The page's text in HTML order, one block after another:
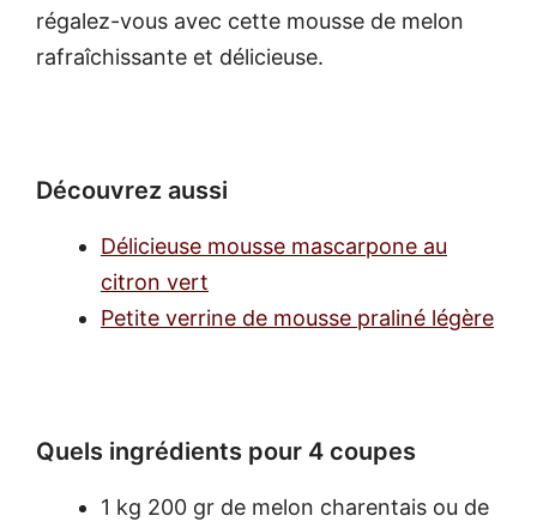
régalez-vous avec cette mousse de melon
rafraîchissante et délicieuse.
Découvrez aussi
Délicieuse mousse mascarpone au
citron vert
Petite verrine de mousse praliné légère
Quels ingrédients pour 4 coupes
1 kg 200 gr de melon charentais ou de